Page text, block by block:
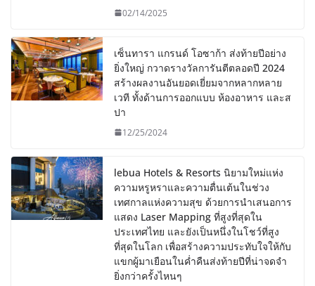
02/14/2025
เซ็นทารา แกรนด์ โอซาก้า ส่งท้ายปีอย่าง
ยิ่งใหญ่ กวาดรางวัลการันตีตลอดปี 2024
สร้างผลงานอันยอดเยี่ยมจากหลากหลาย
เวที ทั้งด้านการออกแบบ ห้องอาหาร และส
ปา
12/25/2024
lebua Hotels & Resorts นิยามใหม่แห่ง
ความหรูหราและความตื่นเต้นในช่วง
เทศกาลแห่งความสุข ด้วยการนำเสนอการ
แสดง Laser Mapping ที่สูงที่สุดใน
ประเทศไทย และยังเป็นหนึ่งในโชว์ที่สูง
ที่สุดในโลก เพื่อสร้างความประทับใจให้กับ
แขกผู้มาเยือนในค่ำคืนส่งท้ายปีที่น่าจดจำ
ยิ่งกว่าครั้งไหนๆ